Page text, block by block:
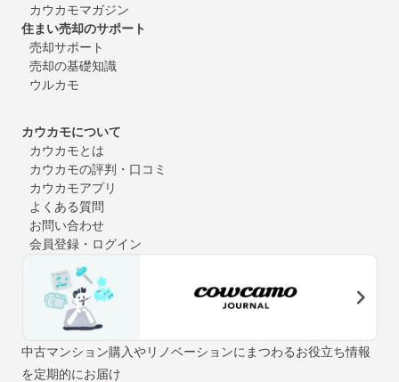
カウカモマガジン
住まい売却のサポート
売却サポート
売却の基礎知識
ウルカモ
カウカモについて
カウカモとは
カウカモの評判・口コミ
カウカモアプリ
よくある質問
お問い合わせ
会員登録・ログイン
中古マンション購入やリノベーションにまつわるお役立ち情報
を定期的にお届け